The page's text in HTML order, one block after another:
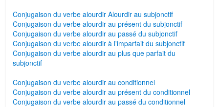
Conjugaison du verbe alourdir Alourdir au subjonctif
Conjugaison du verbe alourdir au présent du subjonctif
Conjugaison du verbe alourdir au passé du subjonctif
Conjugaison du verbe alourdir à l'imparfait du subjonctif
Conjugaison du verbe alourdir au plus que parfait du
subjonctif
Conjugaison du verbe alourdir au conditionnel
Conjugaison du verbe alourdir au présent du conditionnel
Conjugaison du verbe alourdir au passé du conditionnel